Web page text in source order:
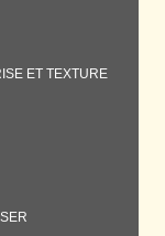
ET TEXTURE